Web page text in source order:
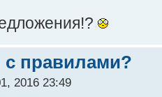
правилами?
2016 23:49